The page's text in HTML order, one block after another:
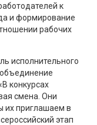
к
и формирование
рабочих
исполнительного
конкурсах
смена. Они
их приглашаем в
этап